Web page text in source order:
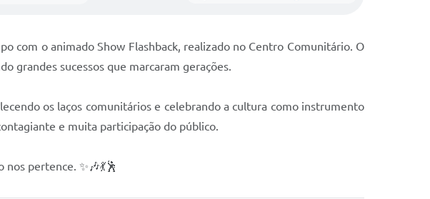
com o animado Show Flashback, realizado no Centro Comunitário. O
grandes sucessos que marcaram gerações.
os laços comunitários e celebrando a cultura como instrumento
e muita participação do público.
pertence. ✨🎶💃🕺